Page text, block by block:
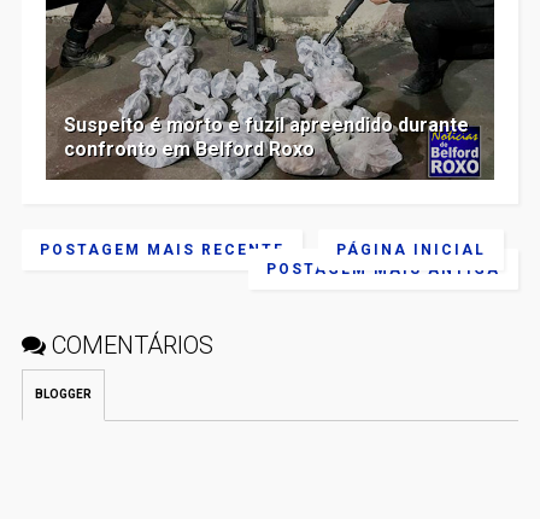
Suspeito é morto e fuzil apreendido durante
confronto em Belford Roxo
POSTAGEM MAIS RECENTE
POSTAGEM MAIS ANTIGA
PÁGINA INICIAL
COMENTÁRIOS
BLOGGER